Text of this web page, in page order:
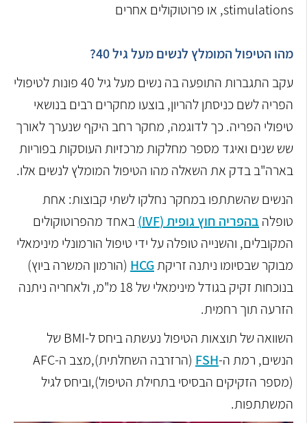
stimulations, או פרוטוקולים אחרים
מהו הטיפול המומלץ לנשים מעל גיל 40?
עקב התגברות התופעה בה נשים מעל גיל 40 פונות לטיפולי
הפריה לשם כניסתן להריון, בוצעו מחקרים רבים בנושאי
טיפולי הפריה. כך לדוגמה, מחקר רחב היקף שנערך לאורך
שש שנים ואיגד מספר מחלקות מרכזיות העוסקות בפוריות
בארה"ב בדק את השאלה מהו הטיפול המומלץ לנשים אלו.
הנשים שהשתתפו במחקר נחלקו לשתי קבוצות: אחת
טופלה בהפריה חוץ גופית (IVF)
באחד מהפרוטוקולים
המקובלים, והשנייה טופלה על ידי טיפול הורמונלי מינימאלי
מבוקר שבסיומו ניתנה זריקתHCG (הורמון המשרה ביוץ)
בנוכחות זקיק בגודל מינימאלי של 18 מ"מ, ולאחריה ניתנה
הזרעה תוך רחמית.
השוואה של תוצאות הטיפול נעשתה ביחס ל-BMI של
הנשים, רמת ה-FSH
(הרזרבה השחלתית),מצב ה-AFC
(מספר הזקיקים הבסיסי בתחילת הטיפול),וביחס לגיל
המשתתפות.